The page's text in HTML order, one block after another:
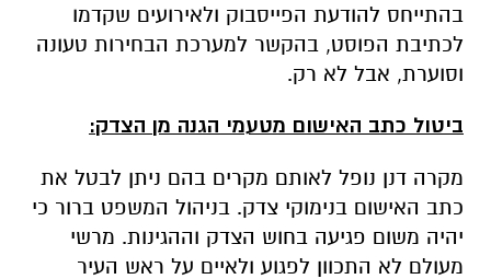
בהתייחס להודעת הפייסבוק ולאירועים שקדמו
לכתיבת הפוסט, בהקשר למערכת הבחירות טעונה
וסוערת, אבל לא רק.
ביטול כתב האישום מטעמי הגנה מן הצדק:
מקרה דנן נופל לאותם מקרים בהם ניתן לבטל את
כתב האישום בנימוקי צדק. בניהול המשפט ברור כי
יהיה משום פגיעה בחוש הצדק וההגינות. מרשי
מעולם לא התכוון לפגוע ולאיים על ראש העיר